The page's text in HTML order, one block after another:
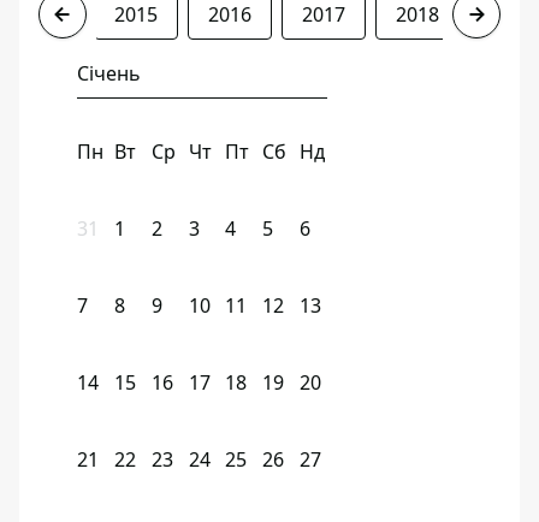
2013 2015 2016 2017 2018 2019
Січень
Пн Вт Ср Чт Пт Сб Нд
31 1 2 3 4 5 6
7 8 9 10 11 12 13
14 15 16 17 18 19 20
21 22 23 24 25 26 27